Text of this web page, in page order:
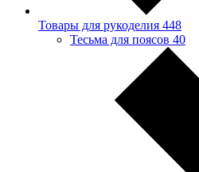
Товары для рукоделия 448
Тесьма для поясов 40